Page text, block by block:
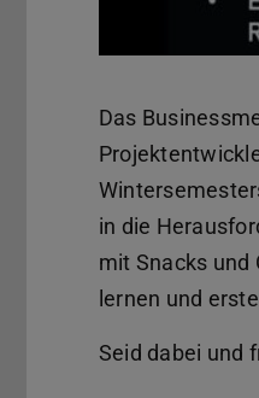
Das
in die
mit Snacks und
lernen und
Seid dabei und